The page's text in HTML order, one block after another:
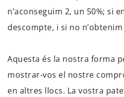
n’aconseguim 2, un 50%; si
descompte, i si no
Aquesta és la nostra forma
mostrar-vos el nostre
en altres llocs. La vostra